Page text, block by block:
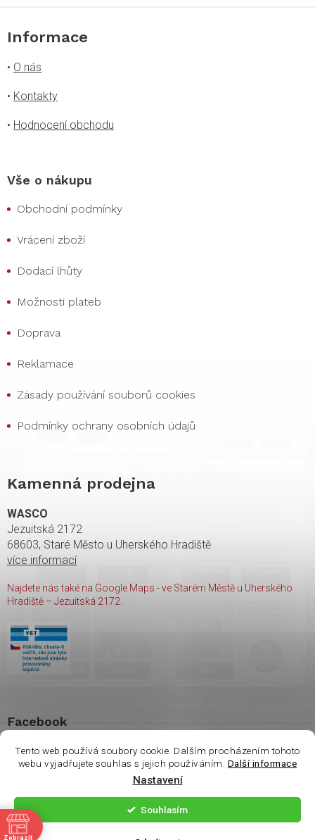
Tento web používá soubory cookie. Dalším procházením tohoto
webu vyjadřujete souhlas s jejich používáním. Další informace
Nastavení
Souhlasím
Informace
• O nás
• Kontakty
• Hodnocení obchodu
Vše o nákupu
Obchodní podmínky
Vrácení zboží
Dodací lhůty
Možnosti plateb
Doprava
Reklamace
Zásady používání souborů cookies
Podmínky ochrany osobních údajů
Kamenná prodejna
WASCO
Jezuitská 2172
68603, Staré Město u Uherského Hradiště
více informací
Najdete nás také na Google Maps - ve Starém Městě u Uherského
Hradiště – Jezuitská 2172.
Facebook
Vytvořil Shoptet | Nakódoval
Copyright 2026 shop Wasco. Všechna práva vyhrazena.
Zobrazit